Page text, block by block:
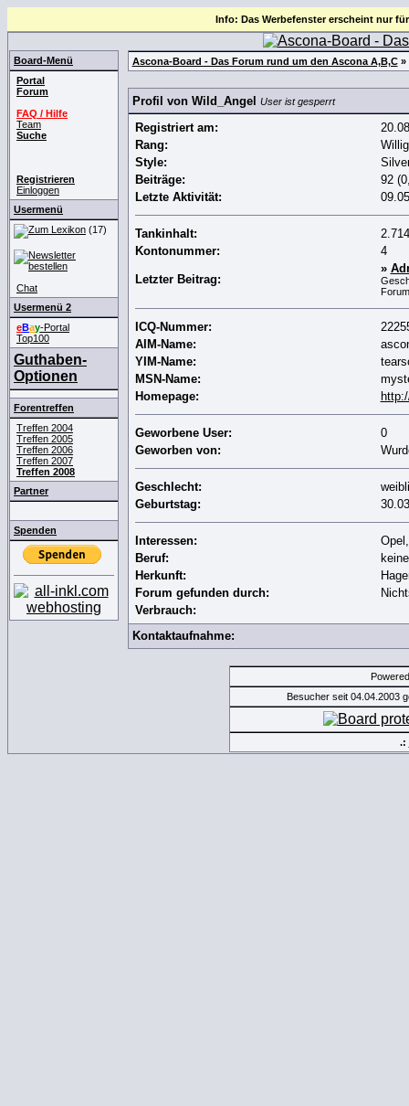
Info: Das Werbefenster erscheint nur
Board-Menü
Portal
Forum
FAQ / Hilfe
Team
Suche
Registrieren
Einloggen
Usermenü
(17)
Chat
Usermenü 2
eBay-Portal
Top100
Guthaben-
Optionen
Forentreffen
Treffen 2004
Treffen 2005
Treffen 2006
Treffen 2007
Treffen 2008
Partner
Spenden
Ascona-Board - Das Forum rund um den Ascona A,B,C»
Profil von Wild_Angel User ist gesperrt
Registriert am:
Rang:
Style:
Beiträge:
92
Letzte Aktivität:
Tankinhalt:
Kontonummer:
4
Letzter Beitrag:
»
ICQ-Nummer:
AIM-Name:
YIM-Name:
MSN-Name:
Homepage:
Geworbene User:
0
Geworben von:
Geschlecht:
Geburtstag:
Interessen:
Beruf:
Herkunft:
Forum gefunden durch:
Verbrauch:
Kontaktaufnahme:
Besucher seit 04.04.2003
.: